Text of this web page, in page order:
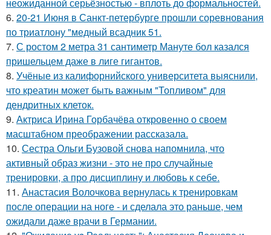
6. 20-21 Июня в Санкт-петербурге прошли соревнования
по триатлону "медный всадник 51.
7. С ростом 2 метра 31 сантиметр Мануте бол казался
пришельцем даже в лиге гигантов.
8. Учёные из калифорнийского университета выяснили,
что креатин может быть важным "Топливом" для
дендритных клеток.
9. Актриса Ирина Горбачёва откровенно о своем
масштабном преображении рассказала.
10. Сестра Ольги Бузовой снова напомнила, что
активный образ жизни - это не про случайные
тренировки, а про дисциплину и любовь к себе.
11. Анастасия Волочкова вернулась к тренировкам
после операции на ноге - и сделала это раньше, чем
ожидали даже врачи в Германии.